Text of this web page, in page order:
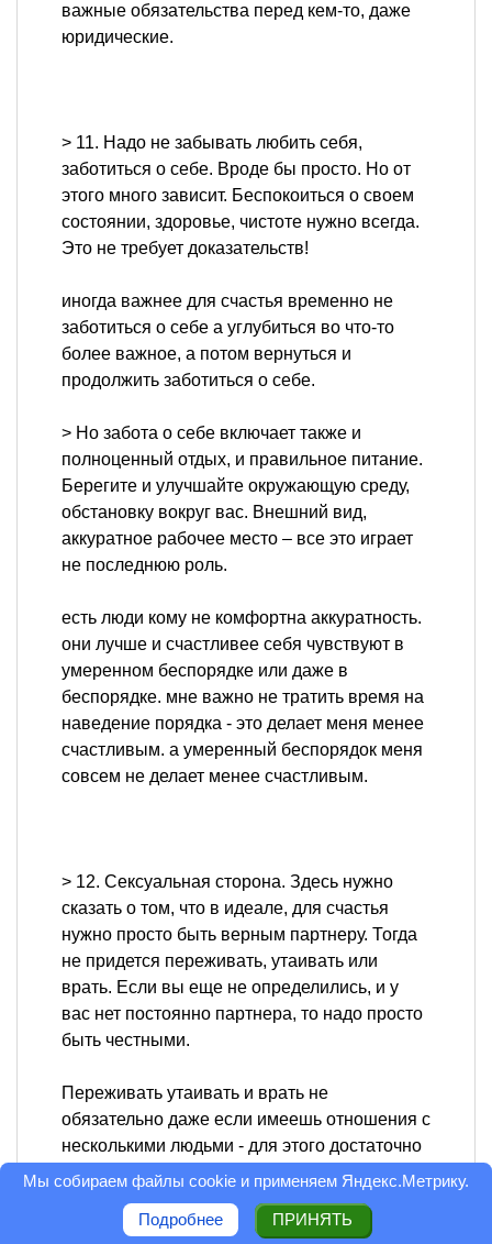
важные обязательства перед кем-то, даже
юридические.
> 11. Надо не забывать любить себя,
заботиться о себе. Вроде бы просто. Но от
этого много зависит. Беспокоиться о своем
состоянии, здоровье, чистоте нужно всегда.
Это не требует доказательств!
иногда важнее для счастья временно не
заботиться о себе а углубиться во что-то
более важное, а потом вернуться и
продолжить заботиться о себе.
> Но забота о себе включает также и
полноценный отдых, и правильное питание.
Берегите и улучшайте окружающую среду,
обстановку вокруг вас. Внешний вид,
аккуратное рабочее место – все это играет
не последнюю роль.
есть люди кому не комфортна аккуратность.
они лучше и счастливее себя чувствуют в
умеренном беспорядке или даже в
беспорядке. мне важно не тратить время на
наведение порядка - это делает меня менее
счастливым. а умеренный беспорядок меня
совсем не делает менее счастливым.
> 12. Сексуальная сторона. Здесь нужно
сказать о том, что в идеале, для счастья
нужно просто быть верным партнеру. Тогда
не придется переживать, утаивать или
врать. Если вы еще не определились, и у
вас нет постоянно партнера, то надо просто
быть честными.
Переживать утаивать и врать не
обязательно даже если имеешь отношения с
несколькими людьми - для этого достаточно
чтобы люди были адекватными и не особо
партнером, это что-то вроде прочтения 1
Мы собираем файлы cookie и применяем Яндекс.Метрику.
Подробнее ПРИНЯТЬ